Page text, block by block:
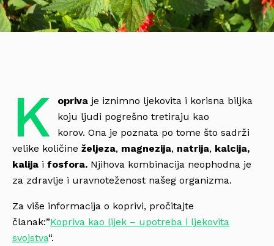
K oprivaje iznimno ljekovita i korisna biljka
koju ljudi pogrešno tretiraju kao
korov. Ona je poznata po tome što sadrži
velike količine željeza, magnezija, natrija, kalcija,
kalija i fosfora. Njihova kombinacija neophodna je
za zdravlje i uravnoteženost našeg organizma.
Za više informacija o koprivi, pročitajte
članak:”Kopriva kao lijek – upotreba i ljekovita
svojstva“.